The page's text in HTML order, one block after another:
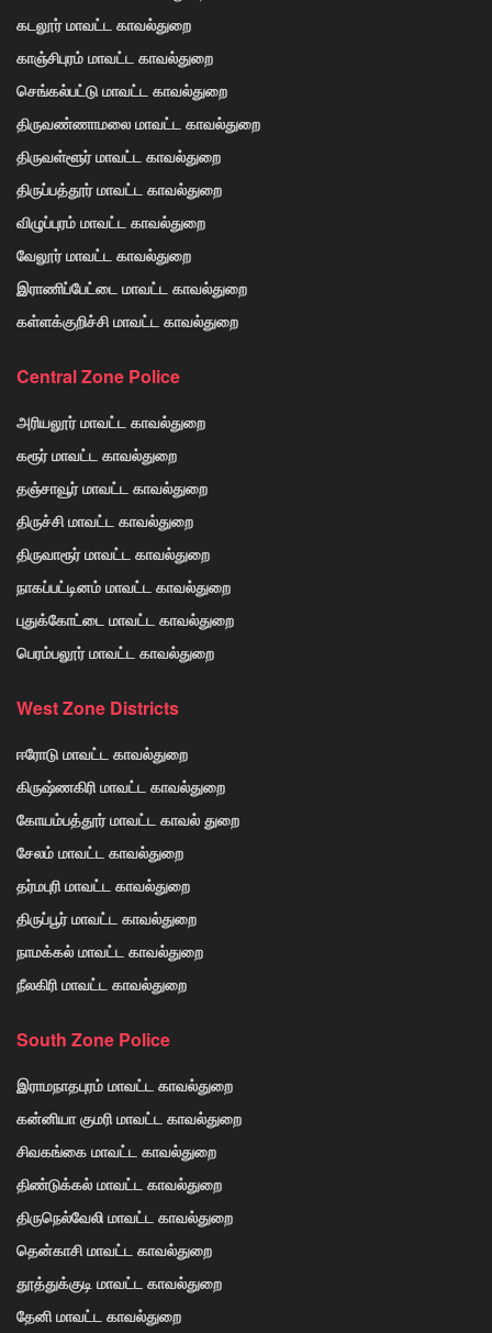
கடலூர் மாவட்ட காவல்துறை
காஞ்சிபுரம் மாவட்ட காவல்துறை
செங்கல்பட்டு மாவட்ட காவல்துறை
திருவண்ணாமலை மாவட்ட காவல்துறை
திருவள்ளூர் மாவட்ட காவல்துறை
திருப்பத்தூர் மாவட்ட காவல்துறை
விழுப்புரம் மாவட்ட காவல்துறை
வேலூர் மாவட்ட காவல்துறை
இராணிப்பேட்டை மாவட்ட காவல்துறை
கள்ளக்குறிச்சி மாவட்ட காவல்துறை
Central Zone Police
அரியலூர் மாவட்ட காவல்துறை
கரூர் மாவட்ட காவல்துறை
தஞ்சாவூர் மாவட்ட காவல்துறை
திருச்சி மாவட்ட காவல்துறை
திருவாரூர் மாவட்ட காவல்துறை
நாகப்பட்டினம் மாவட்ட காவல்துறை
புதுக்கோட்டை மாவட்ட காவல்துறை
பெரம்பலூர் மாவட்ட காவல்துறை
West Zone Districts
ஈரோடு மாவட்ட காவல்துறை
கிருஷ்ணகிரி மாவட்ட காவல்துறை
கோயம்பத்தூர் மாவட்ட காவல் துறை
சேலம் மாவட்ட காவல்துறை
தர்மபுரி மாவட்ட காவல்துறை
திருப்பூர் மாவட்ட காவல்துறை
நாமக்கல் மாவட்ட காவல்துறை
நீலகிரி மாவட்ட காவல்துறை
South Zone Police
இராமநாதபுரம் மாவட்ட காவல்துறை
கன்னியா குமரி மாவட்ட காவல்துறை
சிவகங்கை மாவட்ட காவல்துறை
திண்டுக்கல் மாவட்ட காவல்துறை
திருநெல்வேலி மாவட்ட காவல்துறை
தென்காசி மாவட்ட காவல்துறை
தூத்துக்குடி மாவட்ட காவல்துறை
தேனி மாவட்ட காவல்துறை